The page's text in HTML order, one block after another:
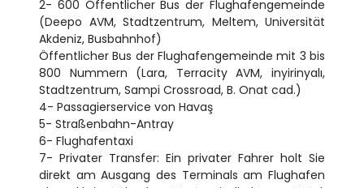
2- 600 Öffentlicher Bus der Flughafengemeinde
(Deepo AVM, Stadtzentrum, Meltem, Universität
Akdeniz, Busbahnhof)
Öffentlicher Bus der Flughafengemeinde mit 3 bis
800 Nummern (Lara, Terracity AVM, inyirinyalı,
Stadtzentrum, Sampi Crossroad, B. Onat cad.)
4- Passagierservice von Havaş
5- Straßenbahn-Antray
6- Flughafentaxi
7- Privater Transfer: Ein privater Fahrer holt Sie
direkt am Ausgang des Terminals am Flughafen